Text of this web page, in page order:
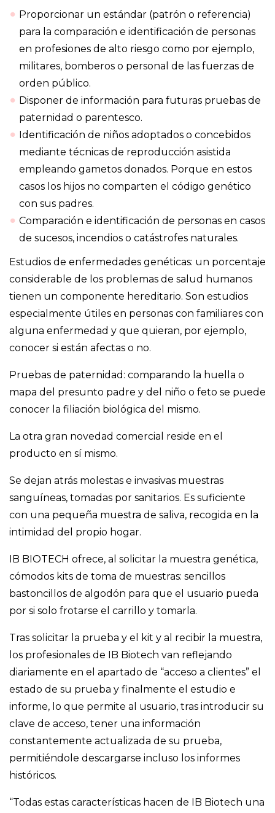
Proporcionar un estándar (patrón o referencia)
para la comparación e identificación de personas
en profesiones de alto riesgo como por ejemplo,
militares, bomberos o personal de las fuerzas de
orden público.
Disponer de información para futuras pruebas de
paternidad o parentesco.
Identificación de niños adoptados o concebidos
mediante técnicas de reproducción asistida
empleando gametos donados. Porque en estos
casos los hijos no comparten el código genético
con sus padres.
Comparación e identificación de personas en casos
de sucesos, incendios o catástrofes naturales.
Estudios de enfermedades genéticas: un porcentaje
considerable de los problemas de salud humanos
tienen un componente hereditario. Son estudios
especialmente útiles en personas con familiares con
alguna enfermedad y que quieran, por ejemplo,
conocer si están afectas o no.
Pruebas de paternidad: comparando la huella o
mapa del presunto padre y del niño o feto se puede
conocer la filiación biológica del mismo.
La otra gran novedad comercial reside en el
producto en sí mismo.
Se dejan atrás molestas e invasivas muestras
sanguíneas, tomadas por sanitarios. Es suficiente
con una pequeña muestra de saliva, recogida en la
intimidad del propio hogar.
IB BIOTECH ofrece, al solicitar la muestra genética,
cómodos kits de toma de muestras: sencillos
bastoncillos de algodón para que el usuario pueda
por si solo frotarse el carrillo y tomarla.
Tras solicitar la prueba y el kit y al recibir la muestra,
los profesionales de IB Biotech van reflejando
diariamente en el apartado de “acceso a clientes” el
estado de su prueba y finalmente el estudio e
informe, lo que permite al usuario, tras introducir su
clave de acceso, tener una información
constantemente actualizada de su prueba,
permitiéndole descargarse incluso los informes
históricos.
“Todas estas características hacen de IB Biotech una